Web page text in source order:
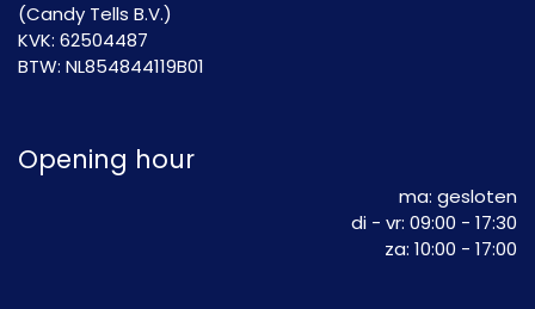
(Candy Tells B.V.)
KVK: 62504487
BTW: NL854844119B01
Opening hour
ma: gesloten
di - vr: 09:00 - 17:30
​za: 10:00 - 17:00